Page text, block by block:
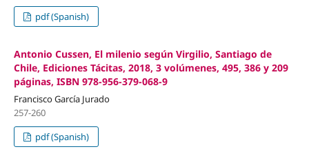
pdf (Spanish)
Antonio Cussen, El milenio según Virgilio, Santiago de
Chile, Ediciones Tácitas, 2018, 3 volúmenes, 495, 386 y 209
páginas, ISBN 978-956-379-068-9
Francisco García Jurado
257-260
pdf (Spanish)